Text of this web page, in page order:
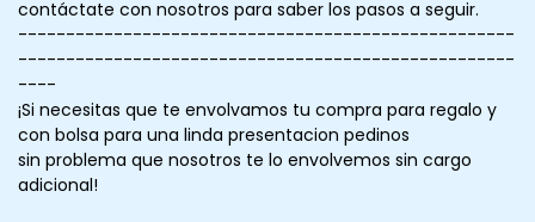
contáctate con nosotros para saber los pasos a seguir.
----------------------------------------------------
----------------------------------------------------
----
¡Si necesitas que te envolvamos tu compra para regalo y
con bolsa para una linda presentacion pedinos
sin problema que nosotros te lo envolvemos sin cargo
adicional!